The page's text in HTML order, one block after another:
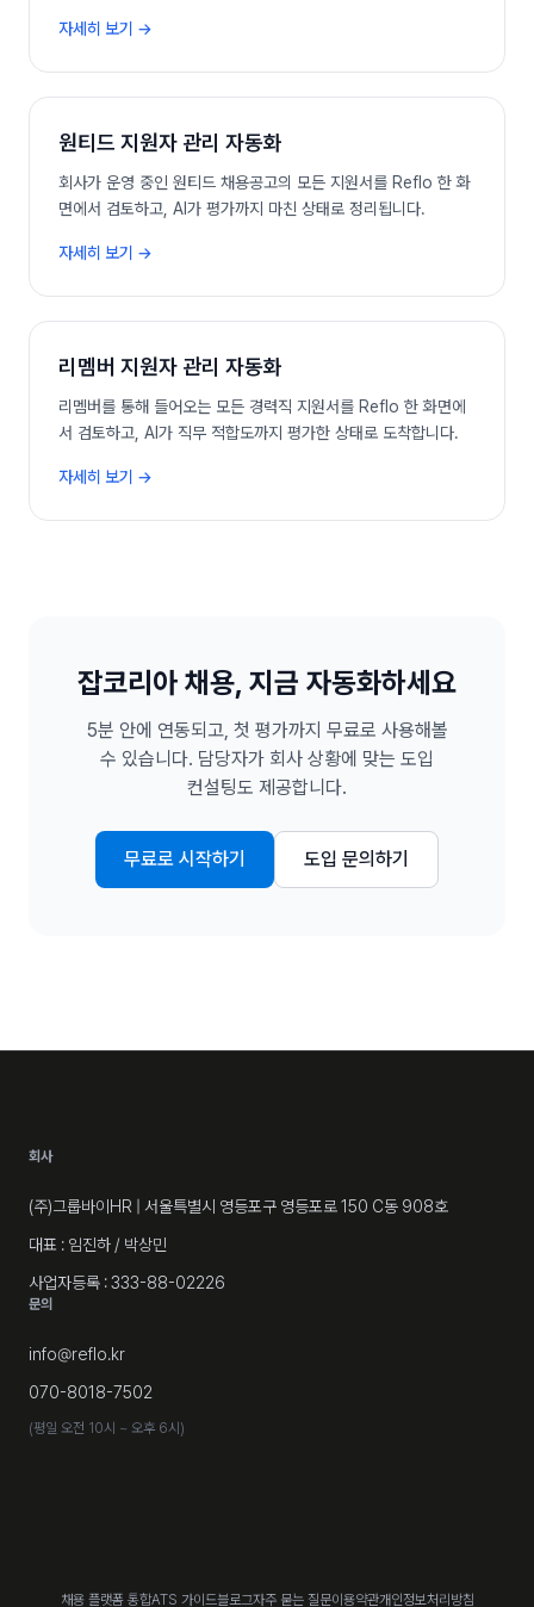
자세히 보기 →
원티드 지원자 관리 자동화
회사가 운영 중인 원티드 채용공고의 모든 지원서를 Reflo 한 화
면에서 검토하고, AI가 평가까지 마친 상태로 정리됩니다.
자세히 보기 →
리멤버 지원자 관리 자동화
리멤버를 통해 들어오는 모든 경력직 지원서를 Reflo 한 화면에
서 검토하고, AI가 직무 적합도까지 평가한 상태로 도착합니다.
자세히 보기 →
잡코리아 채용, 지금 자동화하세요
5분 안에 연동되고, 첫 평가까지 무료로 사용해볼
수 있습니다. 담당자가 회사 상황에 맞는 도입
컨설팅도 제공합니다.
무료로 시작하기 도입 문의하기
회사
(주)그룹바이HR
| 서울특별시 영등포구 영등포로 150 C동 908호
대표 : 임진하 / 박상민
사업자등록 : 333-88-02226
문의
info@reflo.kr
070-8018-7502
(평일 오전 10시 ~ 오후 6시)
채용 플랫폼 통합ATS 가이드블로그자주 묻는 질문이용약관개인정보처리방침